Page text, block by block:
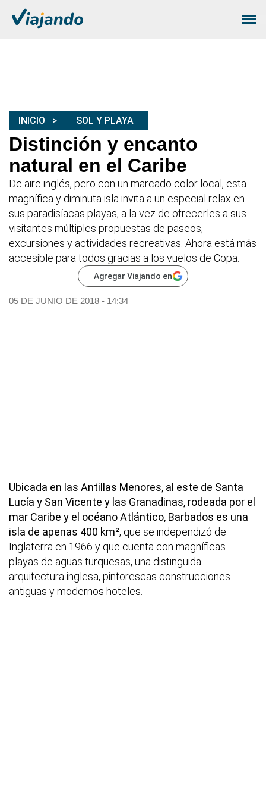
INICIO SOL Y PLAYA
Distinción y encanto
natural en el Caribe
De aire inglés, pero con un marcado color local, esta
magnífica y diminuta isla invita a un especial relax en
sus paradisíacas playas, a la vez de ofrecerles a sus
visitantes múltiples propuestas de paseos,
excursiones y actividades recreativas. Ahora está más
accesible para todos gracias a los vuelos de Copa.
Agregar Viajando en
05 DE JUNIO DE 2018 - 14:34
Ubicada en las Antillas Menores, al este de Santa
Lucía y San Vicente y las Granadinas, rodeada por el
mar Caribe y el océano Atlántico, Barbados es una
isla de apenas 400 km², que se independizó de
Inglaterra en 1966 y que cuenta con magníficas
playas de aguas turquesas, una distinguida
arquitectura inglesa, pintorescas construcciones
antiguas y modernos hoteles.